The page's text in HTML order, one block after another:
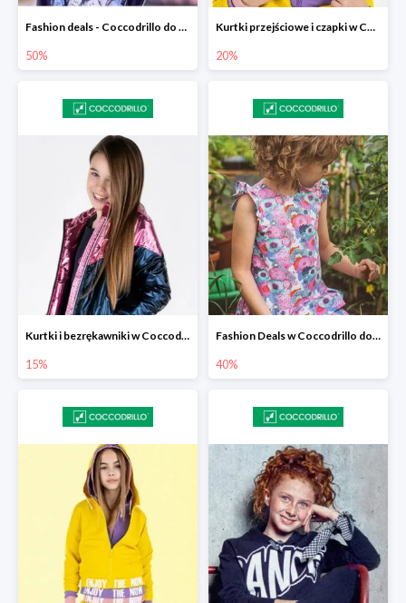
Fashion deals - Coccodrillo do -50%
50%
Kurtki przejściowe i czapki w Coccodrillo -20% przy zakupie dwóch produuktów
20%
Kurtki i bezrękawniki w Coccodrillo -15%
15%
Fashion Deals w Coccodrillo do -40%
40%